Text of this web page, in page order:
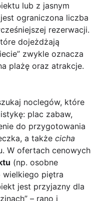
lub z jasnym
ograniczona liczba
rezerwacji.
dojeżdżają
zwykle oznacza
plażę oraz atrakcje.
noclegów, które
plac zabaw,
do przygotowania
a także cicha
W ofertach cenowych
(np. osobne
wielkiego piętra
jest przyjazny dla
– rano i